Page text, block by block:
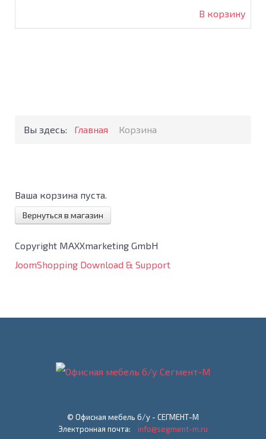
В корзину
Вы здесь: Главная Корзина
Ваша корзина пуста.
Вернуться в магазин
Copyright MAXXmarketing GmbH
JoomShopping Download & Support
© Офисная мебель б/у - СЕГМЕНТ-М
Электронная почта: info@segment-m.ru